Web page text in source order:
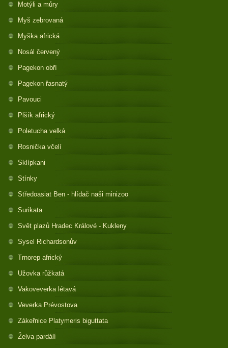
Motýli a můry
Myš zebrovaná
Myška africká
Nosál červený
Pagekon obří
Pagekon řasnatý
Pavouci
Plšík africký
Poletucha velká
Rosnička včelí
Sklípkani
Stínky
Středoasiat Ben - hlídač naši minizoo
Surikata
Svět plazů Hradec Králové - Kukleny
Sysel Richardsonův
Trnorep africký
Užovka růžkatá
Vakoveverka létavá
Veverka Prévostova
Zákeřnice Platymeris biguttata
Želva pardálí